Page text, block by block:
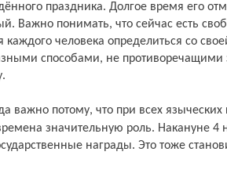
праздника. Долгое время его
Важно понимать, что сейчас есть
человека определиться со
способами, не противоречащими
значительную роль. Накануне 4
награды. Это тоже